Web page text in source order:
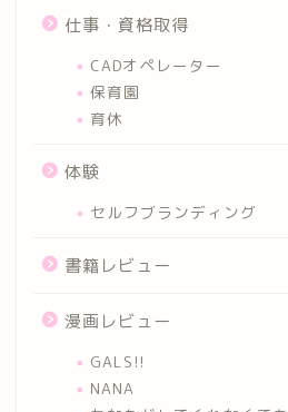
仕事・資格取得
CADオペレーター
保育園
育休
体験
セルフブランディング
書籍レビュー
漫画レビュー
GALS!!
NANA